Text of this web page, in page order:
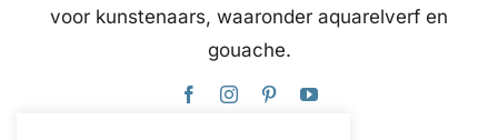
voor kunstenaars, waaronder aquarelverf en
gouache.